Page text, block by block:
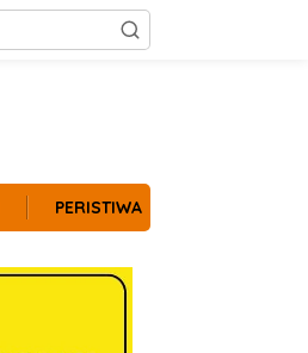
PERISTIWA